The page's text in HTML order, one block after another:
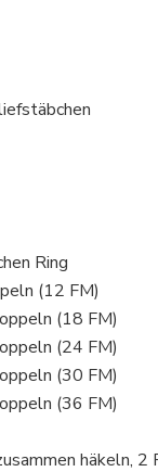
Ring
(12 FM)
(18 FM)
(24 FM)
(30 FM)
(36 FM)
häkeln,